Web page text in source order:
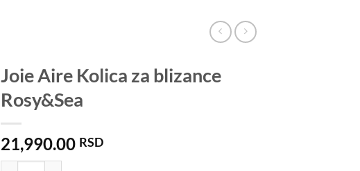
Joie Aire Kolica za blizance
Rosy&Sea
21,990.00 RSD